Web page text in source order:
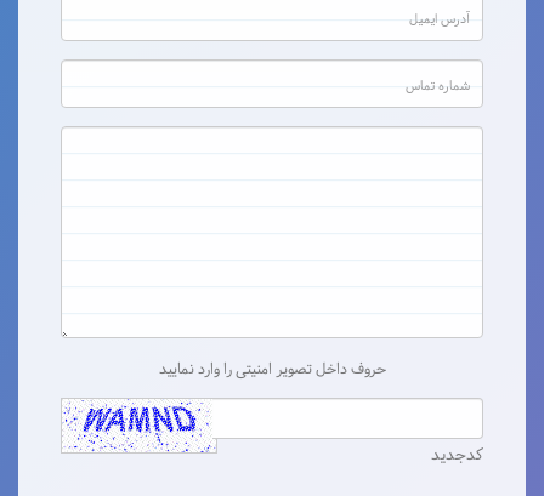
حروف داخل تصویر امنیتی را وارد نمایید
کدجدید